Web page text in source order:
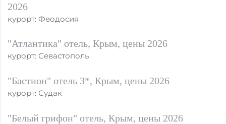
2026
курорт: Феодосия
"Атлантика" отель, Крым, цены 2026
курорт: Севастополь
"Бастион" отель 3*, Крым, цены 2026
курорт: Судак
"Белый грифон" отель, Крым, цены 2026